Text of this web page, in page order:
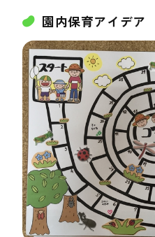
園内保育アイデア